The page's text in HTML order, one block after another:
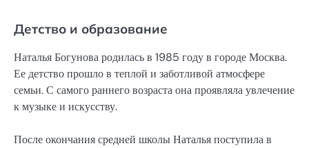
Детство и образование
Наталья Богунова родилась в 1985 году в городе Москва.
Ее детство прошло в теплой и заботливой атмосфере
семьи. С самого раннего возраста она проявляла увлечение
к музыке и искусству.
После окончания средней школы Наталья поступила в